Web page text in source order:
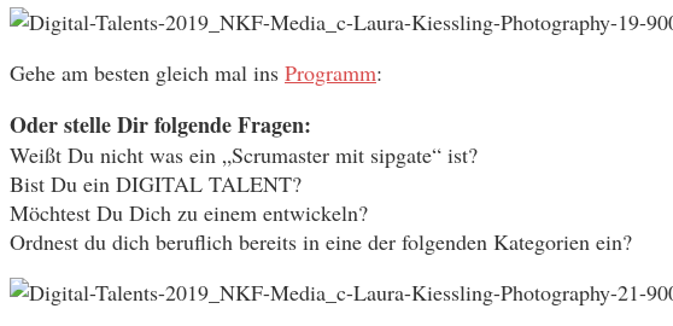
Gehe am besten gleich mal ins Programm:
Oder stelle Dir folgende Fragen:
Weißt Du nicht was ein „Scrumaster mit sipgate“ ist?
Bist Du ein DIGITAL TALENT?
Möchtest Du Dich zu einem entwickeln?
Ordnest du dich beruflich bereits in eine der folgenden Kategorien ein?